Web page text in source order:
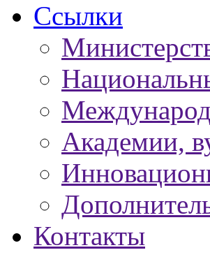
Ссылки
Академии,
Контакты